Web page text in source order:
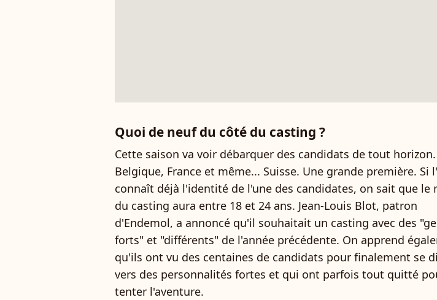
Quoi de neuf du côté du casting ?
Cette saison va voir débarquer des candidats de tout horizon.
Belgique, France et même... Suisse. Une grande première. Si
connaît déjà l'identité de l'une des candidates, on sait que le
du casting aura entre 18 et 24 ans. Jean-Louis Blot, patron
d'Endemol, a annoncé qu'il souhaitait un casting avec des
forts" et "différents" de l'année précédente. On apprend
qu'ils ont vu des centaines de candidats pour finalement se
vers des personnalités fortes et qui ont parfois tout quitté
tenter l'aventure.